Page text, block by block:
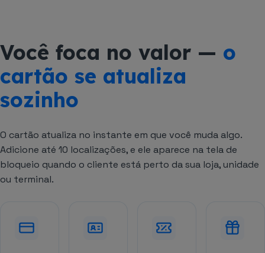
Você foca no valor — o
cartão se atualiza
sozinho
O cartão atualiza no instante em que você muda algo.
Adicione até 10 localizações, e ele aparece na tela de
bloqueio quando o cliente está perto da sua loja, unidade
ou terminal.